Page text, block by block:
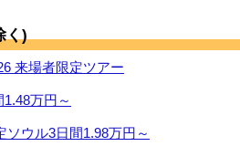
く)
来場者限定ツアー
万円～
ソウル3日間1.98万円～